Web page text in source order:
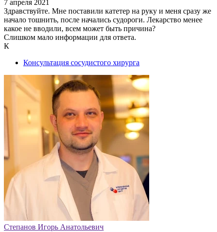
7 апреля 2021
Здравствуйте. Мне поставили катетер на руку и меня сразу же
начало тошнить, после начались судороги. Лекарство менее
какое не вводили, всем может быть причина?
Слишком мало информации для ответа.
К
Консультация сосудистого хирурга
Степанов Игорь Анатольевич